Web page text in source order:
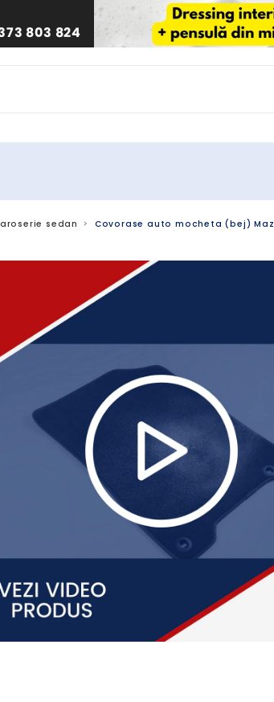
803 824
sedan Covorase auto mocheta (bej)